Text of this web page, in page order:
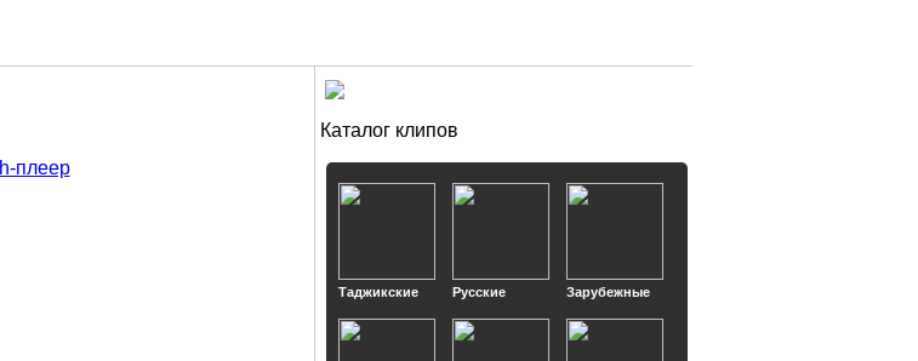
плеер
Каталог клипов
Таджикские Русские Зарубежные